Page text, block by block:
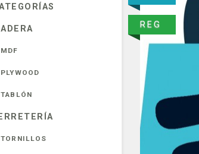
MDF
PLYWOOD
TABLÓN
TORNILLOS
REG